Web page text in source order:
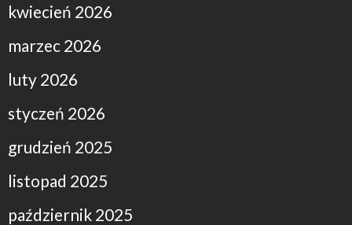
kwiecień 2026
marzec 2026
luty 2026
styczeń 2026
grudzień 2025
listopad 2025
październik 2025